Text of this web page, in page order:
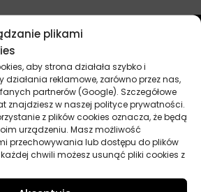
plikami
aby strona działała szybko i
działania reklamowe, zarówno przez nas,
partnerów (Google). Szczegółowe
znajdziesz w naszej polityce prywatności.
z plików cookies oznacza, że będą
urządzeniu. Masz możliwość
przechowywania lub dostępu do plików
chwili możesz usunąć pliki cookies z